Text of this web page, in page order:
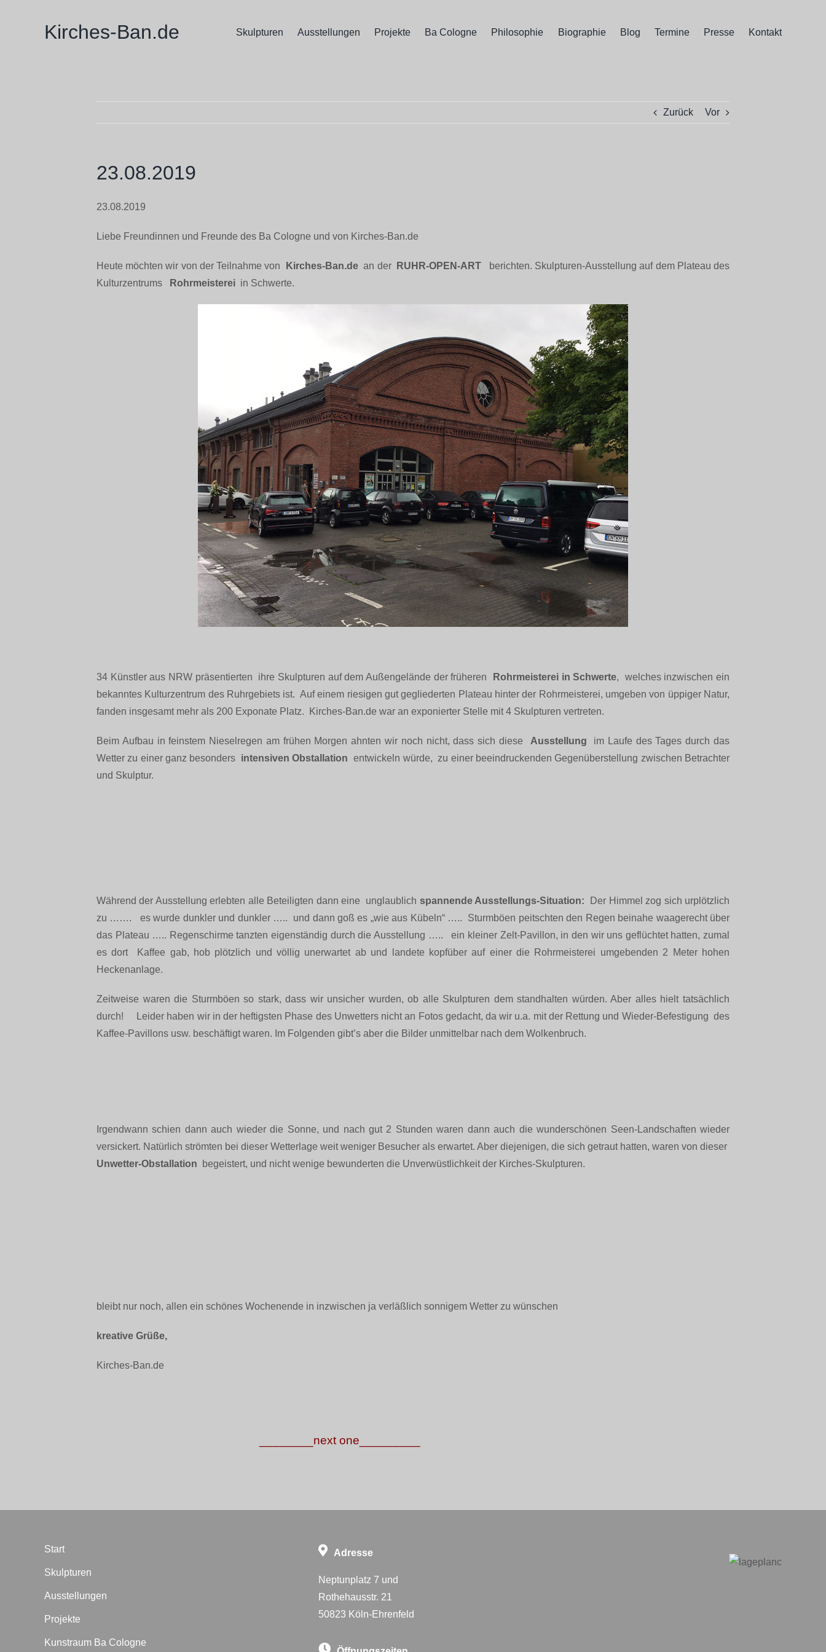
Kirches-Ban.de Skulpturen Ausstellungen Projekte Ba Cologne Philosophie Biographie Blog Termine Presse Kontakt
Zurück Vor
23.08.2019
23.08.2019
Liebe Freundinnen und Freunde des Ba Cologne und von Kirches-Ban.de
Heute möchten wir von der Teilnahme von Kirches-Ban.dean derRUHR-OPEN-ART
berichten. Skulpturen-Ausstellung auf dem Plateau des
Kulturzentrums
Rohrmeisterei in Schwerte.
34 Künstler aus NRW präsentierten ihre Skulpturen auf dem Außengelände der früheren Rohrmeisterei in Schwerte, welches inzwischen ein
bekanntes Kulturzentrum des Ruhrgebiets ist. Auf einem riesigen gut gegliederten Plateau hinter der Rohrmeisterei, umgeben von üppiger Natur,
fanden insgesamt mehr als 200 Exponate Platz. Kirches-Ban.de war an exponierter Stelle mit 4 Skulpturen vertreten.
Beim Aufbau in feinstem Nieselregen am frühen Morgen ahnten wir noch nicht, dass sich diese Ausstellung im Laufe des Tages durch das
Wetter zu einer ganz besonders intensiven Obstallation entwickeln würde, zu einer beeindruckenden Gegenüberstellung zwischen Betrachter
und Skulptur.
Während der Ausstellung erlebten alle Beteiligten dann eine unglaublich spannende Ausstellungs-Situation: Der Himmel zog sich urplötzlich
zu ……. es wurde dunkler und dunkler ….. und dann goß es „wie aus Kübeln“ ….. Sturmböen peitschten den Regen beinahe waagerecht über
das Plateau ….. Regenschirme tanzten eigenständig durch die Ausstellung ….. ein kleiner Zelt-Pavillon, in den wir uns geflüchtet hatten, zumal
es dort Kaffee gab, hob plötzlich und völlig unerwartet ab und landete kopfüber auf einer die Rohrmeisterei umgebenden 2 Meter hohen
Heckenanlage.
Zeitweise waren die Sturmböen so stark, dass wir unsicher wurden, ob alle Skulpturen dem standhalten würden. Aber alles hielt tatsächlich
durch! Leider haben wir in der heftigsten Phase des Unwetters nicht an Fotos gedacht, da wir u.a. mit der Rettung und Wieder-Befestigung des
Kaffee-Pavillons usw. beschäftigt waren. Im Folgenden gibt’s aber die Bilder unmittelbar nach dem Wolkenbruch.
Irgendwann schien dann auch wieder die Sonne, und nach gut 2 Stunden waren dann auch die wunderschönen Seen-Landschaften wieder
versickert. Natürlich strömten bei dieser Wetterlage weit weniger Besucher als erwartet. Aber diejenigen, die sich getraut hatten, waren von dieser
Unwetter-Obstallation begeistert, und nicht wenige bewunderten die Unverwüstlichkeit der Kirches-Skulpturen.
bleibt nur noch, allen ein schönes Wochenende in inzwischen ja verläßlich sonnigem Wetter zu wünschen
kreative Grüße,
Kirches-Ban.de
________next one_________
Start
Skulpturen
Ausstellungen
Projekte
Kunstraum Ba Cologne
Adresse
Neptunplatz 7 und
Rothehausstr. 21
50823 Köln-Ehrenfeld